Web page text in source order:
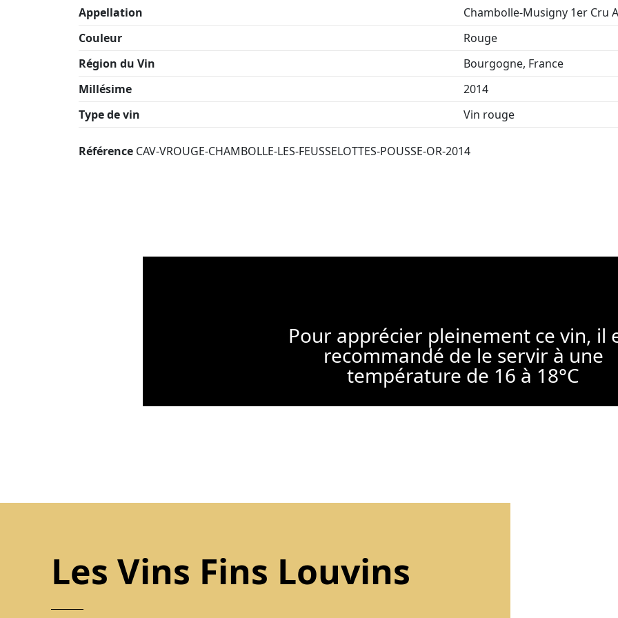
Appellation
Chambolle-Musigny 1er Cru
Couleur
Rouge
Région du Vin
Bourgogne, France
Millésime
2014
Type de vin
Vin rouge
Référence CAV-VROUGE-CHAMBOLLE-LES-FEUSSELOTTES-POUSSE-OR-2014
Pour apprécier pleinement ce vin, il
recommandé de le servir à une
température de 16 à 18°C
Les Vins Fins Louvins